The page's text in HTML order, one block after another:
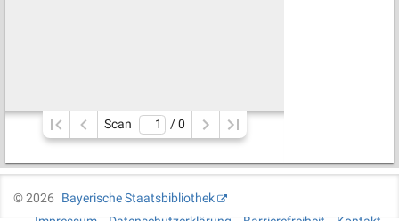
Scan / 0
©2026
Bayerische Staatsbibliothek